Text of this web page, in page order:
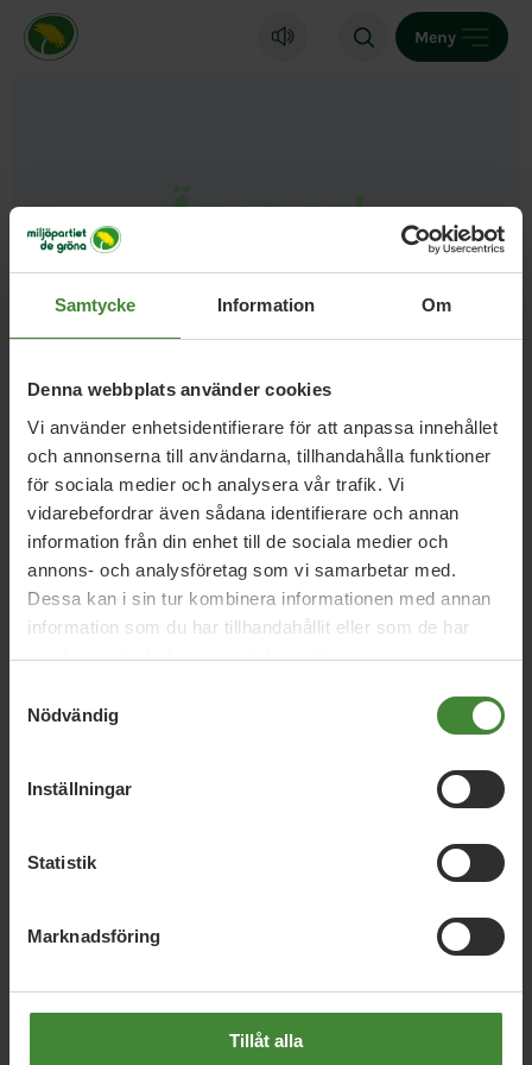
Samtycke Information Om
Denna webbplats använder cookies
Vi använder enhetsidentifierare för att anpassa innehållet
och annonserna till användarna, tillhandahålla funktioner
för sociala medier och analysera vår trafik. Vi
vidarebefordrar även sådana identifierare och annan
information från din enhet till de sociala medier och
annons- och analysföretag som vi samarbetar med.
Dessa kan i sin tur kombinera informationen med annan
information som du har tillhandahållit eller som de har
samlat in när du har använt deras tjänster.
Nödvändig
Inställningar
Statistik
Marknadsföring
Tillåt alla
Miljöpartiet de gröna, startsida
Meny
Ämnesord
Självförsörjning
Nyheter
Nyhetskategori
Visa resultat